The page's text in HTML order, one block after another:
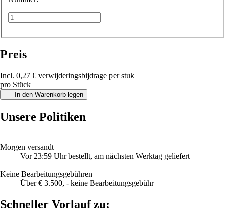
Preis
Incl. 0,27 € verwijderingsbijdrage per stuk
pro Stück
In den Warenkorb legen
Unsere Politiken
Morgen versandt
Vor 23:59 Uhr bestellt, am nächsten Werktag geliefert
Keine Bearbeitungsgebühren
Über € 3.500, - keine Bearbeitungsgebühr
Schneller Vorlauf zu: